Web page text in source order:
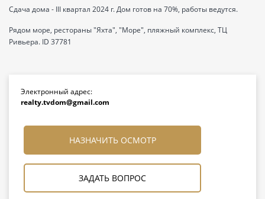
Сдача дома - III квартал 2024 г. Дом готов на 70%, работы ведутся.
Рядом море, рестораны "Яхта", "Море", пляжный комплекс, ТЦ
Ривьера. ID 37781
Электронный адрес:
realty.tvdom@gmail.com
НАЗНАЧИТЬ ОСМОТР
ЗАДАТЬ ВОПРОС